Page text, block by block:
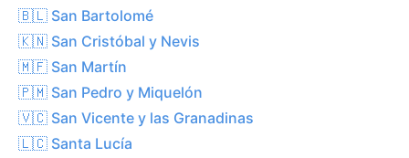
🇧🇱 San Bartolomé
🇰🇳 San Cristóbal y Nevis
🇲🇫 San Martín
🇵🇲 San Pedro y Miquelón
🇻🇨 San Vicente y las Granadinas
🇱🇨 Santa Lucía